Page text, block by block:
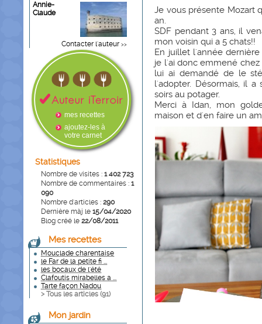
Annie-
Claude
Contacter l'auteur >>
mes recettes
ajoutez-les à
votre carnet
Statistiques
Nombre de visites : 1 402 723
Nombre de commentaires : 1
090
Nombre d'articles : 290
Dernière màj le 15/04/2020
Blog créé le 22/08/2011
Mes recettes
Mouclade charentaise
le Far de la petite fi ...
les bocaux de l'été
Clafoutis mirabelles a ...
Tarte façon Nadou
> Tous les articles (91)
Mon jardin
Je vous présente Mozart
an.
SDF pendant 3 ans, il
mon voisin qui a 5 chats!!
En juillet l'année
je l'ai donc emmené
lui ai demandé de le
l'adopter. Désormais, il
soirs au potager.
Merci à Idan, mon
maison et d'en faire un